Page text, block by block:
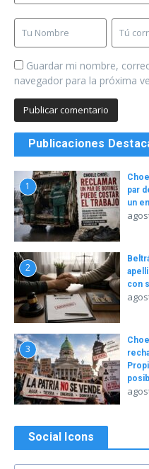
Guardar mi nombre,
navegador para la próxima
Publicaciones
1
par
un
2
con
3
Social Icons